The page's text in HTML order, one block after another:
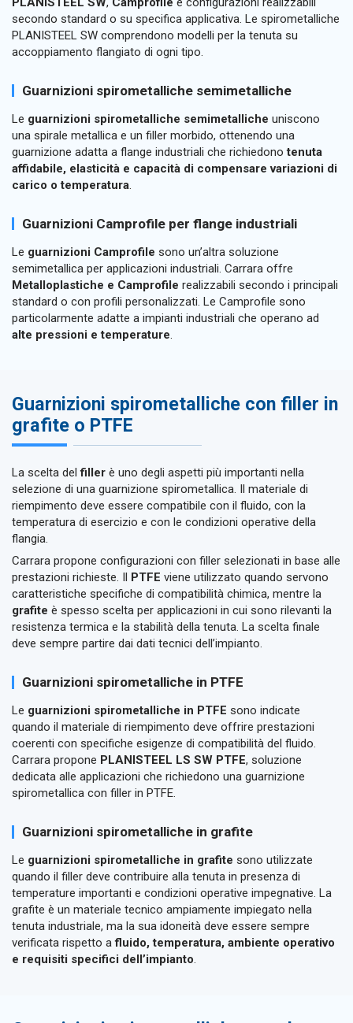
secondo standard o su specifica applicativa. Le spirometalliche
PLANISTEEL SW comprendono modelli per la tenuta su
accoppiamento flangiato di ogni tipo.
Guarnizioni spirometalliche semimetalliche
Le guarnizioni spirometalliche semimetalliche uniscono
una spirale metallica e un filler morbido, ottenendo una
guarnizione adatta a flange industriali che richiedonotenuta
affidabile, elasticità e capacità di compensare variazioni di
carico o temperatura.
Guarnizioni Camprofile per flange industriali
Le guarnizioni Camprofile sono un’altra soluzione
semimetallica per applicazioni industriali. Carrara offre
Metalloplastiche e Camprofile realizzabili secondo i principali
standard o con profili personalizzati. Le Camprofile sono
particolarmente adatte a impianti industriali che operano ad
alte pressioni e temperature.
Guarnizioni spirometalliche con filler in
grafite o PTFE
La scelta delfiller è uno degli aspetti più importanti nella
selezione di una guarnizione spirometallica. Il materiale di
riempimento deve essere compatibile con il fluido, con la
temperatura di esercizio e con le condizioni operative della
flangia.
Carrara propone configurazioni con filler selezionati in base alle
prestazioni richieste. Il PTFE viene utilizzato quando servono
caratteristiche specifiche di compatibilità chimica, mentre la
grafite è spesso scelta per applicazioni in cui sono rilevanti la
resistenza termica e la stabilità della tenuta. La scelta finale
deve sempre partire dai dati tecnici dell’impianto.
Guarnizioni spirometalliche in PTFE
Le guarnizioni spirometalliche in PTFE sono indicate
quando il materiale di riempimento deve offrire prestazioni
coerenti con specifiche esigenze di compatibilità del fluido.
Carrara propone PLANISTEEL LS SW PTFE, soluzione
dedicata alle applicazioni che richiedono una guarnizione
spirometallica con filler in PTFE.
Guarnizioni spirometalliche in grafite
Le guarnizioni spirometalliche in grafite sono utilizzate
quando il filler deve contribuire alla tenuta in presenza di
temperature importanti e condizioni operative impegnative. La
grafite è un materiale tecnico ampiamente impiegato nella
tenuta industriale, ma la sua idoneità deve essere sempre
verificata rispetto afluido, temperatura, ambiente operativo
e requisiti specifici dell’impianto.